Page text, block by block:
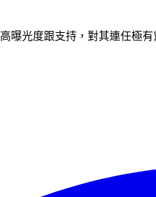
曝光度跟支持，對其連任極